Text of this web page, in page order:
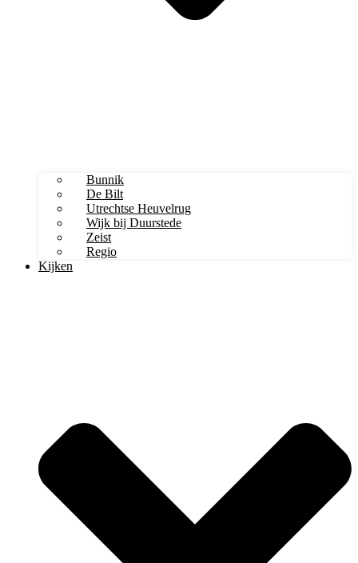
Bunnik
De Bilt
Utrechtse Heuvelrug
Wijk bij Duurstede
Zeist
Regio
Kijken